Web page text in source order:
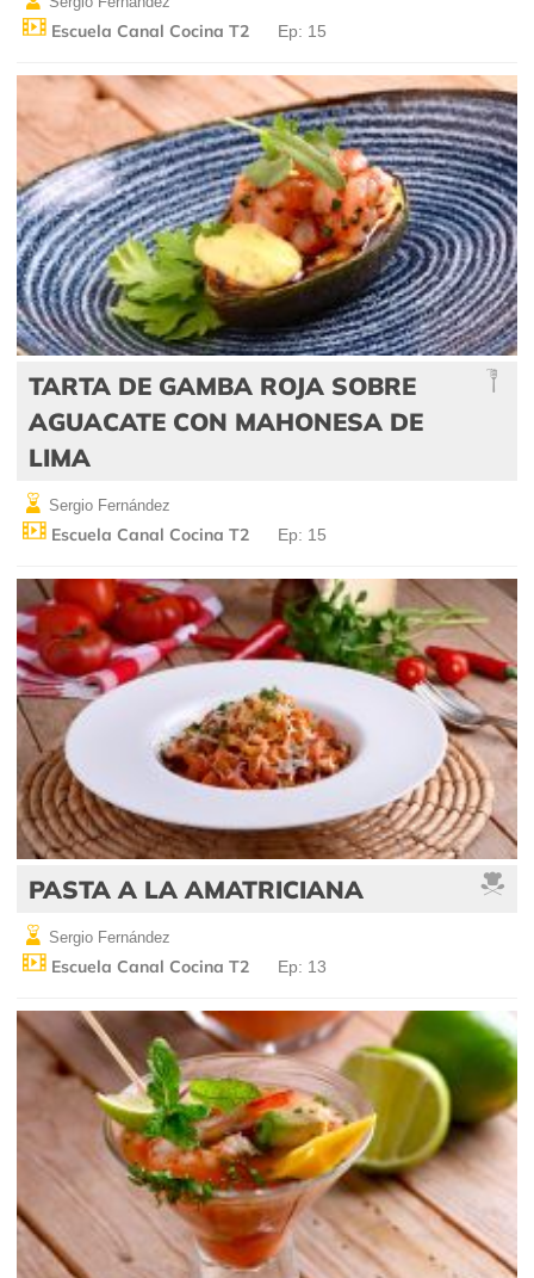
Escuela Canal Cocina T2 Ep: 15
TARTA DE GAMBA ROJA SOBRE
AGUACATE CON MAHONESA DE
LIMA
Sergio Fernández
Escuela Canal Cocina T2 Ep: 15
PASTA A LA AMATRICIANA
Sergio Fernández
Escuela Canal Cocina T2 Ep: 13